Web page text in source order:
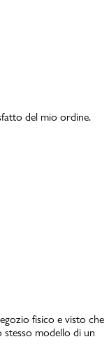
del mio ordine.
fisico e visto che
modello di un